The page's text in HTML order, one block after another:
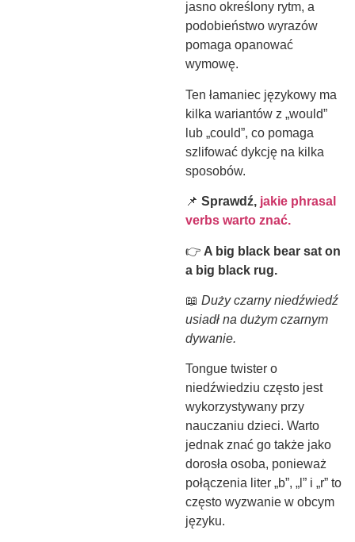
jasno określony rytm, a
podobieństwo wyrazów
pomaga opanować
wymowę.
Ten łamaniec językowy ma
kilka wariantów z „would”
lub „could”, co pomaga
szlifować dykcję na kilka
sposobów.
📌 Sprawdź, jakie phrasal
verbs warto znać.
👉 A big black bear sat on
a big black rug.
📖 Duży czarny niedźwiedź
usiadł na dużym czarnym
dywanie.
Tongue twister o
niedźwiedziu często jest
wykorzystywany przy
nauczaniu dzieci. Warto
jednak znać go także jako
dorosła osoba, ponieważ
połączenia liter „b”, „l” i „r” to
często wyzwanie w obcym
języku.